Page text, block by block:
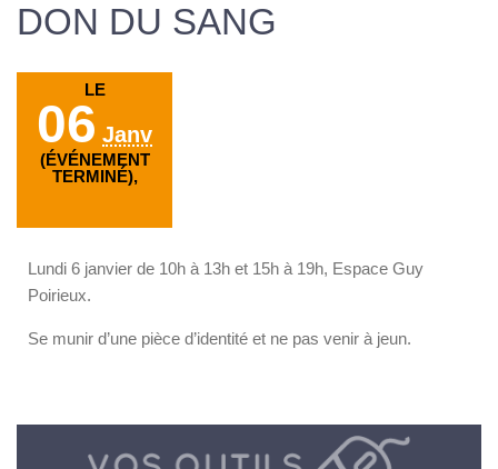
DON DU SANG
LE
06 Janv
(ÉVÉNEMENT
TERMINÉ),
Lundi 6 janvier de 10h à 13h et 15h à 19h, Espace Guy
Poirieux.
Se munir d’une pièce d’identité et ne pas venir à jeun.